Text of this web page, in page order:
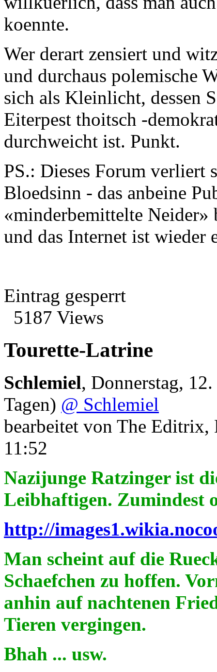
koennte.
Wer derart zensiert und
und durchaus polemische
sich als Kleinlicht, dessen
Eiterpest thoitsch -
durchweicht ist. Punkt.
PS.: Dieses Forum verliert
Bloedsinn - das anbeine
«minderbemittelte Neider»
und das Internet ist wieder
Eintrag gesperrt
5187 Views
Tourette-Latrine
Schlemiel, Donnerstag,
Tagen) @ Schlemiel
bearbeitet von The Editrix,
11:52
Nazijunge Ratzinger ist
Leibhaftigen. Zumindest
http://
Man scheint auf die
Schaefchen zu hoffen.
anhin auf nachtenen
Tieren vergingen.
Bhah ... usw.